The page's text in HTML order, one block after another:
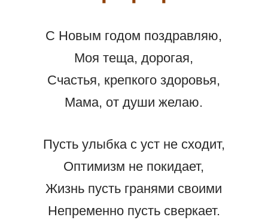
С Новым годом поздравляю,
Моя теща, дорогая,
Счастья, крепкого здоровья,
Мама, от души желаю.
Пусть улыбка с уст не сходит,
Оптимизм не покидает,
Жизнь пусть гранями своими
Непременно пусть сверкает.